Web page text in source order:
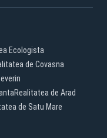
Ecologista
de Covasna
Realitatea de Arad
de Satu Mare